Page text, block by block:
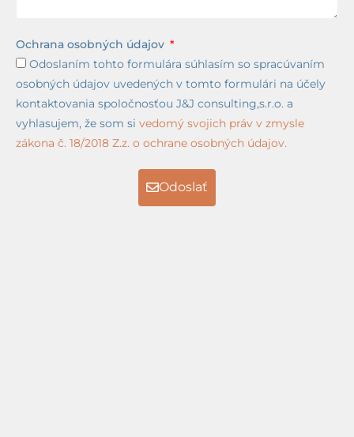
Ochrana osobných údajov
Odoslaním tohto formulára súhlasím so spracúvaním
osobných údajov uvedených v tomto formulári na účely
kontaktovania spoločnosťou J&J consulting,s.r.o. a
vyhlasujem, že som si vedomý svojich práv v zmysle
zákona č. 18/2018 Z.z. o ochrane osobných údajov.
Odoslať